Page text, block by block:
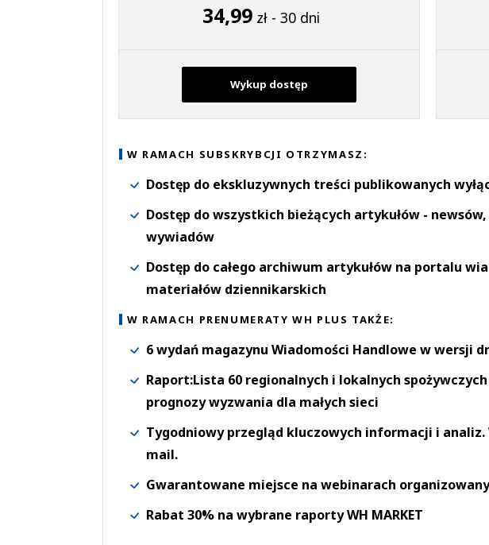
34,99 zł - 30 dni
Wykup dostęp
W RAMACH SUBSKRYBCJI OTRZYMASZ:
Dostęp do ekskluzywnych treści publikowanych
Dostęp do wszystkich bieżących artykułów -
wywiadów
Dostęp do całego archiwum artykułów na portalu
materiałów dziennikarskich
W RAMACH PRENUMERATY WH PLUS TAKŻE:
6 wydań magazynu Wiadomości Handlowe w wersji
Raport:Lista 60 regionalnych i lokalnych
prognozy wyzwania dla małych sieci
Tygodniowy przegląd kluczowych informacji i
mail.
Gwarantowane miejsce na webinarach
Rabat 30% na wybrane raporty WH MARKET